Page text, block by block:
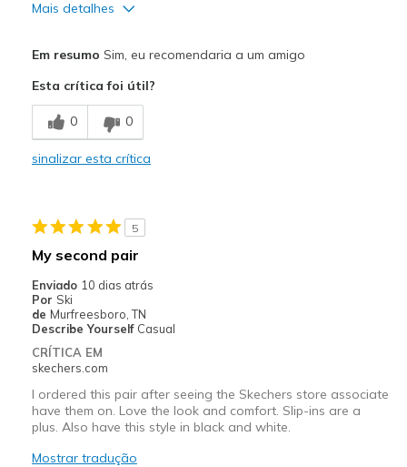
Mais detalhes
Melhores utilizações
Casual Wear
Travel
Sizing
Feels true to size
View On Shoes
Em resumo Sim, eu recomendaria a um amigo
Esta crítica foi útil?
0 0
sinalizar esta crítica
5
My second pair
Enviado 10 dias atrás
Por Ski
de Murfreesboro, TN
Describe Yourself Casual
CRÍTICA EM
skechers.com
I ordered this pair after seeing the Skechers store associate
have them on. Love the look and comfort. Slip-ins are a
plus. Also have this style in black and white.
Mostrar tradução